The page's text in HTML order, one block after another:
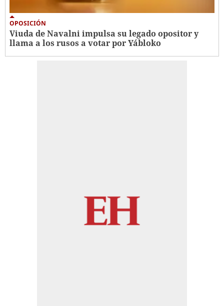
OPOSICIÓN
Viuda de Navalni impulsa su legado opositor y
llama a los rusos a votar por Yábloko